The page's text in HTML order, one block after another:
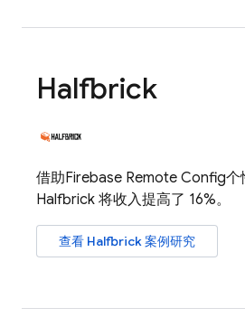
Halfbrick
借助Firebase Remote Config个
Halfbrick 将收入提高了 16%。
查看 Halfbrick 案例研究